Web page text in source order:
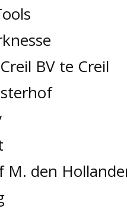
BV te Creil
M. den